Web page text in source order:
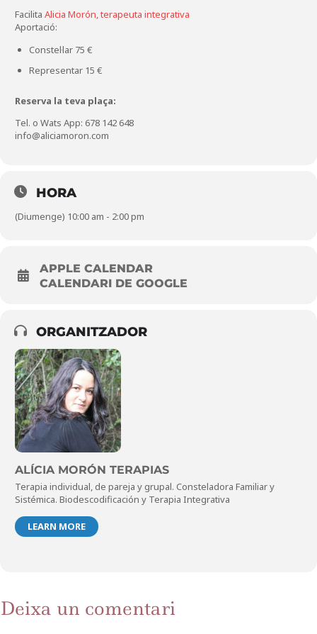
Facilita Alicia Morón, terapeuta integrativa
Aportació:
Constel·lar 75 €
Representar 15 €
Reserva la teva plaça:
Tel. o Wats App: 678 142 648
info@aliciamoron.com
HORA
(Diumenge) 10:00 am - 2:00 pm
APPLE CALENDAR
CALENDARI DE GOOGLE
ORGANITZADOR
ALÍCIA MORÓN TERAPIAS
Terapia individual, de pareja y grupal. Consteladora Familiar y
Sistémica. Biodescodificación y Terapia Integrativa
LEARN MORE
Deixa un comentari